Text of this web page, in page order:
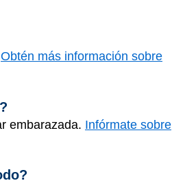
Obtén más información sobre
embarazada. Infórmate sobre